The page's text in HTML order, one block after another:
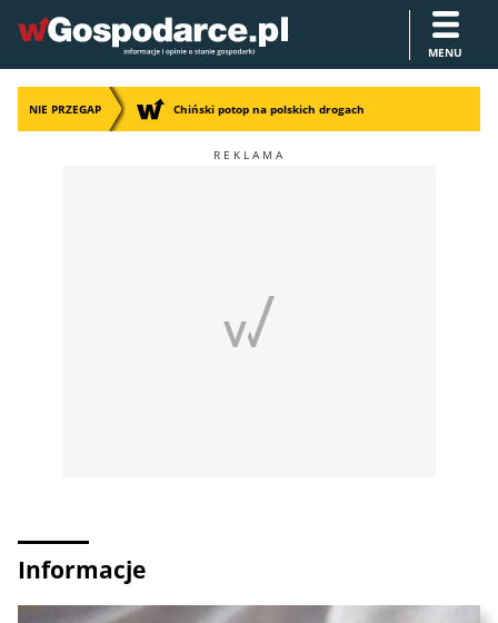
MENU
NIE PRZEGAP Chiński potop na polskich drogach
Informacje